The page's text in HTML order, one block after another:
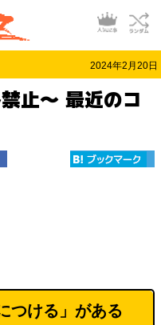
2024年2月20日
止～ 最近のコ
つける」がある